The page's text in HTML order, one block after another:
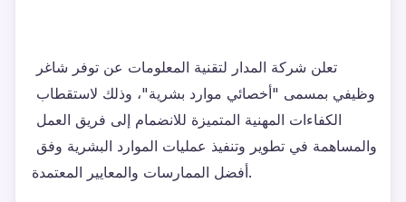
أفضل الممارسات والمعايير المعتمدة.